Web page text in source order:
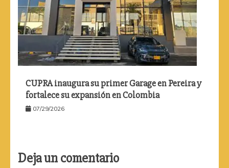
CUPRA inaugura su primer Garage en Pereira y
fortalece su expansión en Colombia
07/29/2026
Deja un comentario